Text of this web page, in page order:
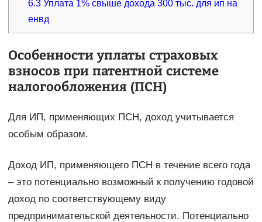
6.3 Уплата 1% свыше дохода 300 тыс. для ип на
енвд
Особенности уплаты страховых
взносов при патентной системе
налогообложения (ПСН)
Для ИП, применяющих ПСН, доход учитывается
особым образом.
Доход ИП, применяющего ПСН в течение всего года
– это потенциально возможный к получению годовой
доход по соответствующему виду
предпринимательской деятельности. Потенциально